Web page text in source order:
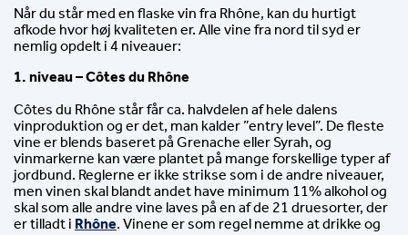
Når du står med en flaske vin fra Rhône, kan du hurtigt
afkode hvor høj kvaliteten er. Alle vine fra nord til syd er
nemlig opdelt i 4 niveauer:
1. niveau – Côtes du Rhône
Côtes du Rhône står får ca. halvdelen af hele dalens
vinproduktion og er det, man kalder ”entry level”. De fleste
vine er blends baseret på Grenache eller Syrah, og
vinmarkerne kan være plantet på mange forskellige typer af
jordbund. Reglerne er ikke strikse som i de andre niveauer,
men vinen skal blandt andet have minimum 11% alkohol og
skal som alle andre vine laves på en af de 21 druesorter, der
er tilladt i Rhône. Vinene er som regel nemme at drikke og